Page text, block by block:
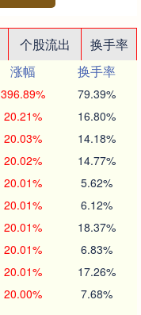
个股流出
换手率
涨幅
换手率
396.89% 79.39%
20.21% 16.80%
20.03% 14.18%
20.02% 14.77%
20.01% 5.62%
20.01% 6.12%
20.01% 18.37%
20.01% 6.83%
20.01% 17.26%
20.00% 7.68%